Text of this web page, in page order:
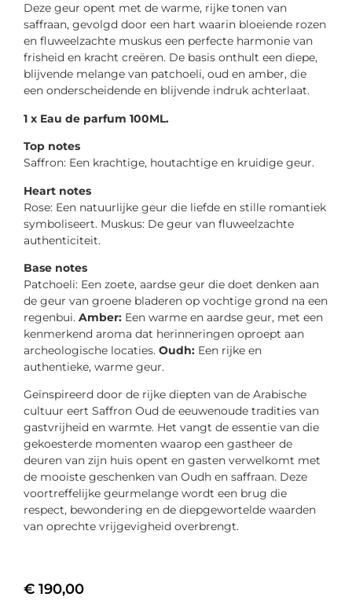
Deze geur opent met de warme, rijke tonen van
saffraan, gevolgd door een hart waarin bloeiende rozen
en fluweelzachte muskus een perfecte harmonie van
frisheid en kracht creëren. De basis onthult een diepe,
blijvende melange van patchoeli, oud en amber, die
een onderscheidende en blijvende indruk achterlaat.
1 x Eau de parfum 100ML.
Top notes
Saffron: Een krachtige, houtachtige en kruidige geur.
Heart notes
Rose: Een natuurlijke geur die liefde en stille romantiek
symboliseert. Muskus: De geur van fluweelzachte
authenticiteit.
Base notes
Patchoeli: Een zoete, aardse geur die doet denken aan
de geur van groene bladeren op vochtige grond na een
regenbui. Amber: Een warme en aardse geur, met een
kenmerkend aroma dat herinneringen oproept aan
archeologische locaties. Oudh: Een rijke en
authentieke, warme geur.
Geïnspireerd door de rijke diepten van de Arabische
cultuur eert Saffron Oud de eeuwenoude tradities van
gastvrijheid en warmte. Het vangt de essentie van die
gekoesterde momenten waarop een gastheer de
deuren van zijn huis opent en gasten verwelkomt met
de mooiste geschenken van Oudh en saffraan. Deze
voortreffelijke geurmelange wordt een brug die
respect, bewondering en de diepgewortelde waarden
van oprechte vrijgevigheid overbrengt.
€ 190,00